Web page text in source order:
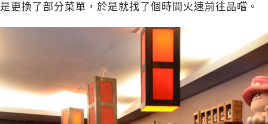
是更換了部分菜單，於是就找了個時間火速前往品嚐。